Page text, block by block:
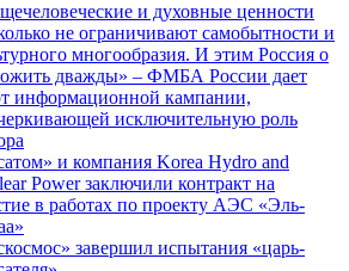
и духовные ценности
не ограничивают самобытности и
многообразия. И этим Россия о
дважды» – ФМБА России дает
информационной кампании,
исключительную роль
и компания Korea Hydro and
Power заключили контракт на
в работах по проекту АЭС «Эль-
завершил испытания «царь-